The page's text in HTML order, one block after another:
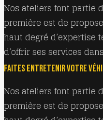
Nos ateliers font partie
première est de
haut degré d’expertise
d’offrir ses services
FAITES ENTRETENIR VOTRE
Nos ateliers font partie
première est de